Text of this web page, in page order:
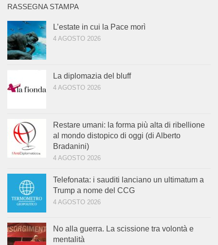
RASSEGNA STAMPA
L’estate in cui la Pace morì
4 AGOSTO 2026
La diplomazia del bluff
4 AGOSTO 2026
Restare umani: la forma più alta di ribellione
al mondo distopico di oggi (di Alberto
Bradanini)
4 AGOSTO 2026
Telefonata: i sauditi lanciano un ultimatum a
Trump a nome del CCG
4 AGOSTO 2026
No alla guerra. La scissione tra volontà e
mentalità